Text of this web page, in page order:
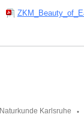
Karlsruhe